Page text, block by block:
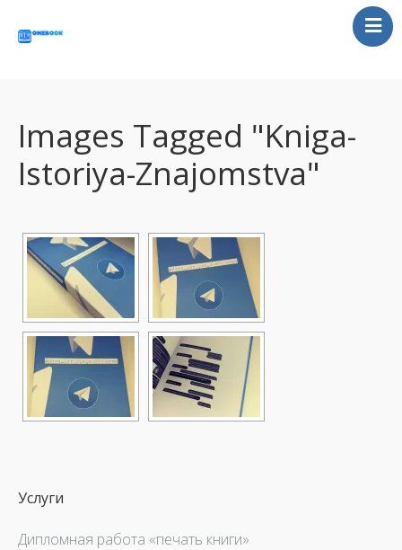
Отзывы
Контакты
UA
Images Tagged "kniga-
Istoriya-Znajomstva"
Услуги
Дипломная работа «печать книги»